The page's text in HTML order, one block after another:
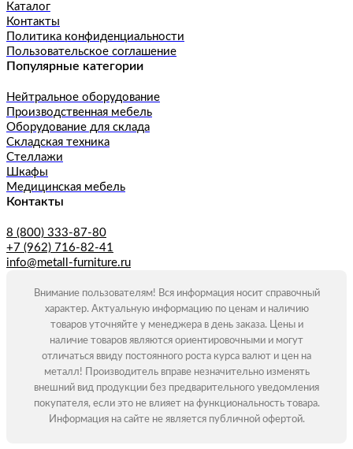
Каталог
Контакты
Политика конфиденциальности
Пользовательское соглашение
Популярные категории
Нейтральное оборудование
Производственная мебель
Оборудование для склада
Складская техника
Стеллажи
Шкафы
Медицинская мебель
Контакты
8 (800) 333-87-80
+7 (962) 716-82-41
info@metall-furniture.ru
Внимание пользователям! Вся информация носит справочный
характер. Актуальную информацию по ценам и наличию
товаров уточняйте у менеджера в день заказа. Цены и
наличие товаров являются ориентировочными и могут
отличаться ввиду постоянного роста курса валют и цен на
металл! Производитель вправе незначительно изменять
внешний вид продукции без предварительного уведомления
покупателя, если это не влияет на функциональность товара.
Информация на сайте не является публичной офертой.